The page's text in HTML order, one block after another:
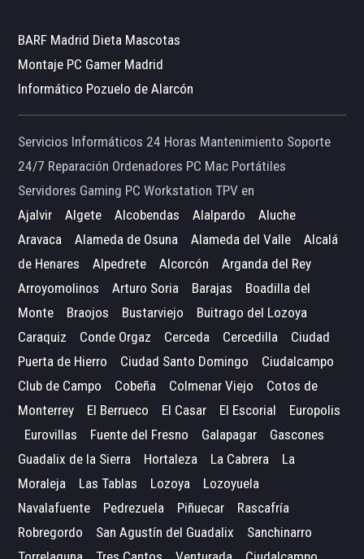
BARF Madrid Dieta Mascotas
Montaje PC Gamer Madrid
Informático Pozuelo de Alarcón
Servicios Informáticos 24 Horas Mantenimiento Soporte
24/7 Reparación Ordenadores PC Mac Portátiles
Servidores Gaming PC Workstation TPV en
Ajalvir
Algete Alcobendas Alalpardo
Aluche
Aravaca
Alameda de Osuna Alameda del Valle
Alcalá
de Henares
Alpedrete Alcorcón
Arganda del Rey
Arroyomolinos
Arturo Soria Barajas
Boadilla del
Monte
Braojos Bustarviejo
Buitrago del Lozoya
Caraquiz
Conde Orgaz Cerceda Cercedilla
Ciudad
Puerta de Hierro
Ciudad Santo Domingo
Ciudalcampo
Club de Campo
Cobeña Colmenar Viejo
Cotos de
Monterrey
El Berrueco El Casar El Escorial
Europolis
Eurovillas
Fuente del Fresno Galapagar
Gascones
Guadalix de la Sierra
Hortaleza La Cabrera
La
Moraleja
Las Tablas Lozoya
Lozoyuela
Navalafuente
Pedrezuela Piñuecar
Rascafría
Robregordo
San Agustín del Guadalix
Sanchinarro